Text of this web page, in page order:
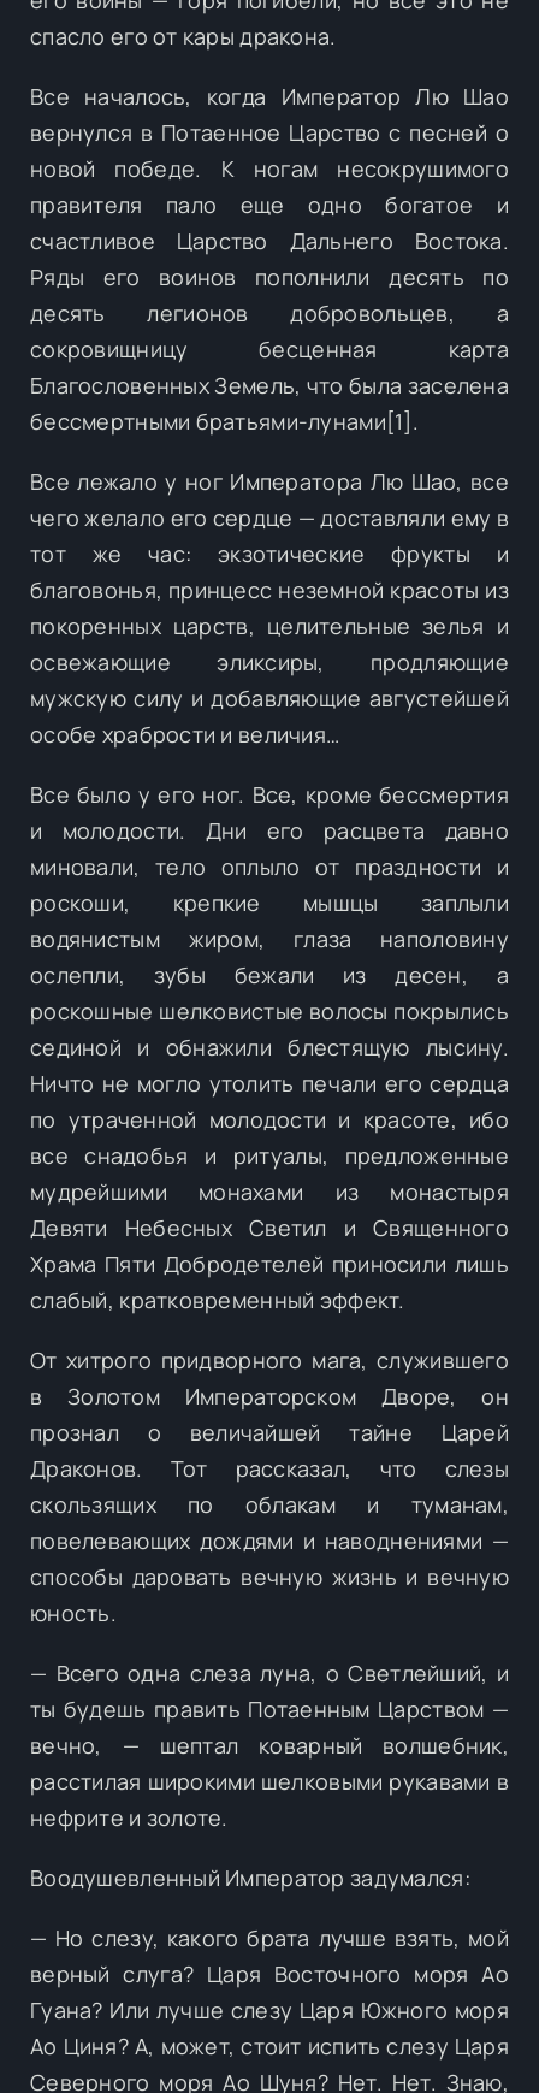
спасло его от кары дракона.
Все началось, когда Император Лю Шао
вернулся в Потаенное Царство с песней о
новой победе. К ногам несокрушимого
правителя пало еще одно богатое и
счастливое Царство Дальнего Востока.
Ряды его воинов пополнили десять по
десять легионов добровольцев, а
сокровищницу бесценная карта
Благословенных Земель, что была заселена
бессмертными братьями-лунами[1].
Все лежало у ног Императора Лю Шао, все
чего желало его сердце — доставляли ему в
тот же час: экзотические фрукты и
благовонья, принцесс неземной красоты из
покоренных царств, целительные зелья и
освежающие эликсиры, продляющие
мужскую силу и добавляющие августейшей
особе храбрости и величия…
Все было у его ног. Все, кроме бессмертия
и молодости. Дни его расцвета давно
миновали, тело оплыло от праздности и
роскоши, крепкие мышцы заплыли
водянистым жиром, глаза наполовину
ослепли, зубы бежали из десен, а
роскошные шелковистые волосы покрылись
сединой и обнажили блестящую лысину.
Ничто не могло утолить печали его сердца
по утраченной молодости и красоте, ибо
все снадобья и ритуалы, предложенные
мудрейшими монахами из монастыря
Девяти Небесных Светил и Священного
Храма Пяти Добродетелей приносили лишь
слабый, кратковременный эффект.
От хитрого придворного мага, служившего
в Золотом Императорском Дворе, он
прознал о величайшей тайне Царей
Драконов. Тот рассказал, что слезы
скользящих по облакам и туманам,
повелевающих дождями и наводнениями —
способы даровать вечную жизнь и вечную
юность.
— Всего одна слеза луна, о Светлейший, и
ты будешь править Потаенным Царством —
вечно, — шептал коварный волшебник,
расстилая широкими шелковыми рукавами в
нефрите и золоте.
Воодушевленный Император задумался:
— Но слезу, какого брата лучше взять, мой
верный слуга? Царя Восточного моря Ао
Гуана? Или лучше слезу Царя Южного моря
Ао Циня? А, может, стоит испить слезу Царя
Северного моря Ао Шуня? Нет. Нет. Знаю,